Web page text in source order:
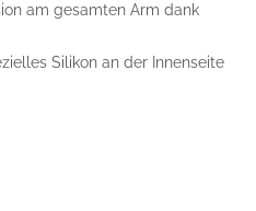
am gesamten Arm dank
Silikon an der Innenseite